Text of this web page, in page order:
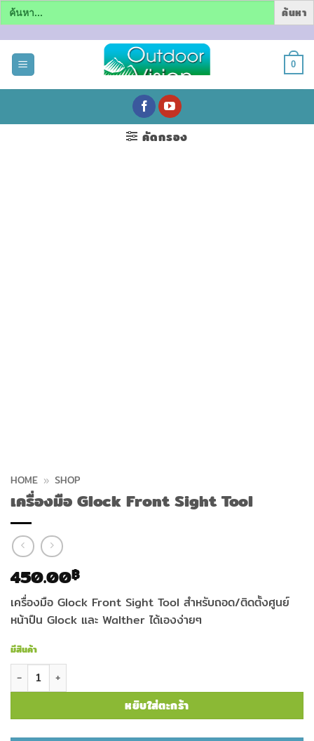
Search
for:
0
คัดกรอง
HOME » SHOP
เครื่องมือ Glock Front Sight Tool
450.00฿
เครื่องมือ Glock Front Sight Tool สำหรับถอด/ติดตั้งศูนย์
หน้าปืน Glock และ Walther ได้เองง่ายๆ
มีสินค้า
จำนวน เครื่องมือ Glock Front Sight Tool ชิ้น
หยิบใส่ตะกร้า